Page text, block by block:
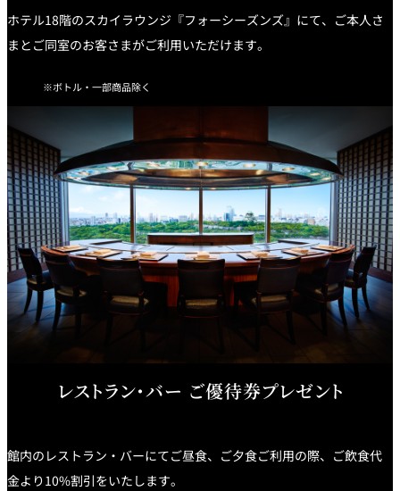
ホテル18階のスカイラウンジ『フォーシーズンズ』にて、ご本人さ
まとご同室のお客さまがご利用いただけます。
ボトル・一部商品除く
レストラン・バー ご優待券プレゼント
館内のレストラン・バーにてご昼食、ご夕食ご利用の際、ご飲食代
金より10%割引をいたします。